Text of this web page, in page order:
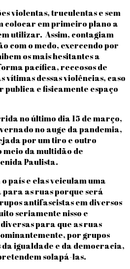
violentas, truculentas e sem
colocar em primeiro plano a
utilizar. Assim, contagiam
com o medo, exercendo por
os mais hesitantes a
pacífica, receosos de
vítimas dessas violências, caso
publica e fisicamente espaço
no último dia 15 de março,
no auge da pandemia,
por um tiro e outro
meio da multidão de
Paulista.
país e elas veiculam uma
para as ruas porque será
antifascistas em diversos
seriamente nisso e
para que as ruas
por grupos
igualdade e da democracia,
solapá-las.